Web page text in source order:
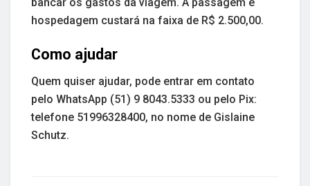
hospedagem custará na faixa de R$ 2.500,00.
Como ajudar
Quem quiser ajudar, pode entrar em contato
pelo WhatsApp (51) 9 8043.5333 ou pelo Pix:
telefone 51996328400, no nome de Gislaine
Schutz.